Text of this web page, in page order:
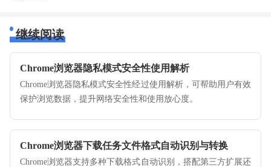
继续阅读
Chrome浏览器隐私模式安全性使用解析
Chrome浏览器隐私模式安全性经过使用解析，可帮助用户有效
保护浏览数据，提升网络安全性和使用放心度。
Chrome浏览器下载任务文件格式自动识别与转换
Chrome浏览器支持多种下载格式自动识别，搭配第三方扩展还